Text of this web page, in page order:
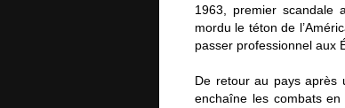
1963, premier scandale
mordu le téton de
passer professionnel aux
De retour au pays après
enchaîne les combats